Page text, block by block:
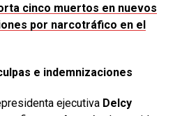
cinco muertos en nuevos
por narcotráfico en el
e indemnizaciones
ejecutiva Delcy